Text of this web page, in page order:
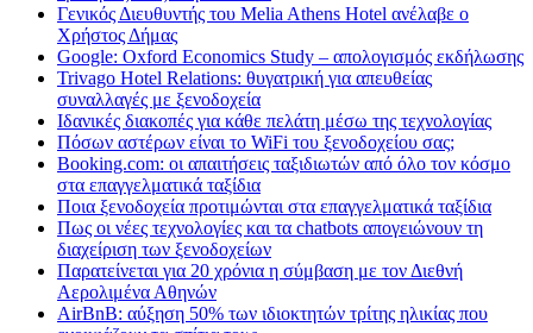
Γενικός Διευθυντής του Melia Athens Hotel ανέλαβε ο
Χρήστος Δήμας
Google: Oxford Economics Study – απολογισμός εκδήλωσης
Trivago Hotel Relations: θυγατρική για απευθείας
συναλλαγές με ξενοδοχεία
Iδανικές διακοπές για κάθε πελάτη μέσω της τεχνολογίας
Πόσων αστέρων είναι το WiFi του ξενοδοχείου σας;
Booking.com: οι απαιτήσεις ταξιδιωτών από όλο τον κόσμο
στα επαγγελματικά ταξίδια
Ποια ξενοδοχεία προτιμώνται στα επαγγελματικά ταξίδια
Πως οι νέες τεχνολογίες και τα chatbots απογειώνουν τη
διαχείριση των ξενοδοχείων
Παρατείνεται για 20 χρόνια η σύμβαση με τον Διεθνή
Αερολιμένα Αθηνών
AirBnB: αύξηση 50% των ιδιοκτητών τρίτης ηλικίας που